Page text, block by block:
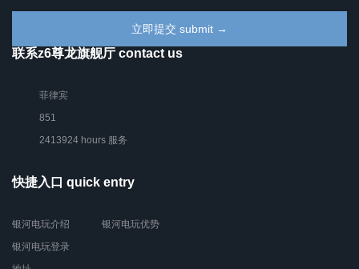
联系z6尊龙旗舰厅 contact us
菲律宾
851
2413924 hours 服务
快捷入口 quick entry
银河电玩介绍
银河电玩登录
银河电玩优势